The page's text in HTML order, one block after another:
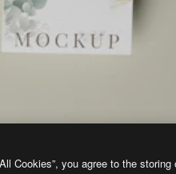
Cookies”, you agree to the